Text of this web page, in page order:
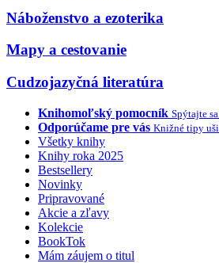
Náboženstvo a ezoterika
Mapy a cestovanie
Cudzojazyčná literatúra
Knihomoľský pomocník Spýtajte
Odporúčame pre vás Knižné tipy
Všetky knihy
Knihy roka 2025
Bestsellery
Novinky
Pripravované
Akcie a zľavy
Kolekcie
BookTok
Mám záujem o titul